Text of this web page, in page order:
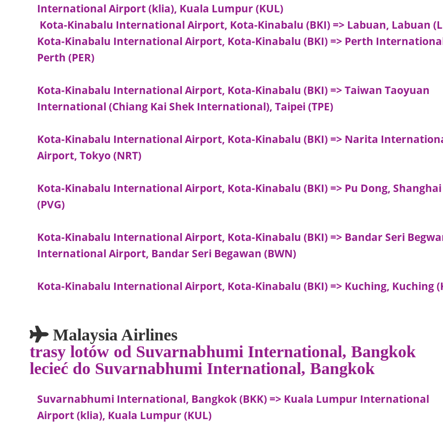
International Airport (klia), Kuala Lumpur (KUL)
Kota-Kinabalu International Airport, Kota-Kinabalu (BKI) => Labuan, Labuan
Kota-Kinabalu International Airport, Kota-Kinabalu (BKI) => Perth
Perth (PER)
Kota-Kinabalu International Airport, Kota-Kinabalu (BKI) => Taiwan Taoyuan
International (Chiang Kai Shek International), Taipei (TPE)
Kota-Kinabalu International Airport, Kota-Kinabalu (BKI) => Narita
Airport, Tokyo (NRT)
Kota-Kinabalu International Airport, Kota-Kinabalu (BKI) => Pu Dong, Shanghai
(PVG)
Kota-Kinabalu International Airport, Kota-Kinabalu (BKI) => Bandar Seri
International Airport, Bandar Seri Begawan (BWN)
Kota-Kinabalu International Airport, Kota-Kinabalu (BKI) => Kuching, Kuching
Malaysia Airlines
trasy lotów od Suvarnabhumi International, Bangkok
lecieć do Suvarnabhumi International, Bangkok
Suvarnabhumi International, Bangkok (BKK) => Kuala Lumpur International
Airport (klia), Kuala Lumpur (KUL)